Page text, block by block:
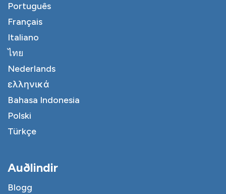
Português
Français
Italiano
ไทย
Nederlands
ελληνικά
Bahasa Indonesia
Polski
Türkçe
Auðlindir
Blogg